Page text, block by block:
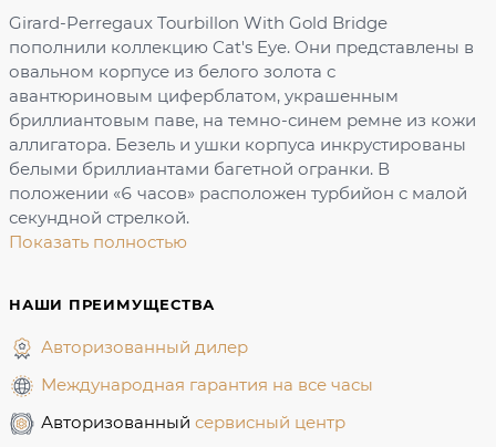
Girard-Perregaux Tourbillon With Gold Bridge
пополнили коллекцию Cat's Eye. Они представлены в
овальном корпусе из белого золота с
авантюриновым циферблатом, украшенным
бриллиантовым паве, на темно-синем ремне из кожи
аллигатора. Безель и ушки корпуса инкрустированы
белыми бриллиантами багетной огранки. В
положении «6 часов» расположен турбийон с малой
секундной стрелкой.
Показать полностью
НАШИ ПРЕИМУЩЕСТВА
Авторизованный дилер
Международная гарантия на все часы
Авторизованный сервисный центр